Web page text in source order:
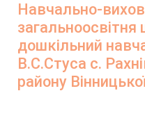
Навчально-
загальноосвітня
дошкільний
В.С.Стуса с.
району